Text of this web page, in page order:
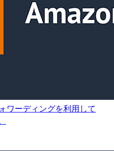
ワーディングを利用して